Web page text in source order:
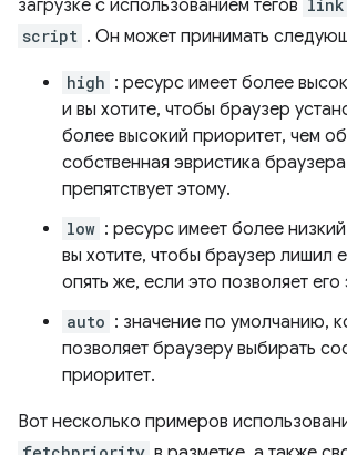
загрузке с использованием тегов link
script . Он может принимать
high : ресурс имеет более
и вы хотите, чтобы браузер
более высокий приоритет, чем
собственная эвристика
препятствует этому.
low : ресурс имеет более
вы хотите, чтобы браузер лишил
опять же, если это позволяет его
auto : значение по умолчанию,
позволяет браузеру выбирать
приоритет.
Вот несколько примеров